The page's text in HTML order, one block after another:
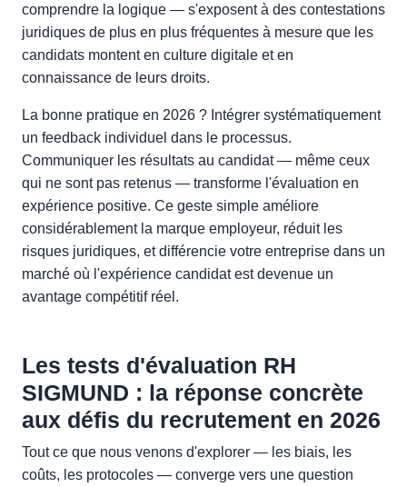
comprendre la logique — s'exposent à des contestations
juridiques de plus en plus fréquentes à mesure que les
candidats montent en culture digitale et en
connaissance de leurs droits.
La bonne pratique en 2026 ? Intégrer systématiquement
un feedback individuel dans le processus.
Communiquer les résultats au candidat — même ceux
qui ne sont pas retenus — transforme l'évaluation en
expérience positive. Ce geste simple améliore
considérablement la marque employeur, réduit les
risques juridiques, et différencie votre entreprise dans un
marché où l'expérience candidat est devenue un
avantage compétitif réel.
Les tests d'évaluation RH
SIGMUND : la réponse concrète
aux défis du recrutement en 2026
Tout ce que nous venons d'explorer — les biais, les
coûts, les protocoles — converge vers une question